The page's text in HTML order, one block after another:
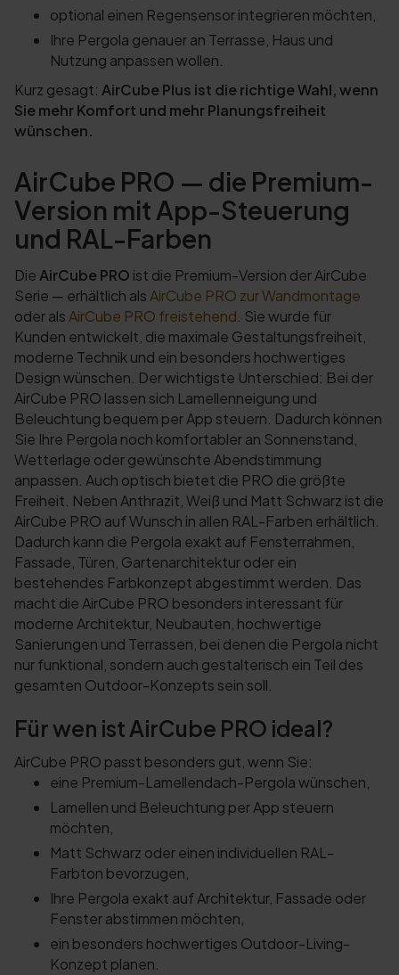
optional einen Regensensor integrieren möchten,
Ihre Pergola genauer an Terrasse, Haus und
Nutzung anpassen wollen.
Kurz gesagt: AirCube Plus ist die richtige Wahl, wenn
Sie mehr Komfort und mehr Planungsfreiheit
wünschen.
AirCube PRO — die Premium-
Version mit App-Steuerung
und RAL-Farben
Die AirCube PRO ist die Premium-Version der AirCube
Serie — erhältlich als AirCube PRO zur Wandmontage
oder als AirCube PRO freistehend . Sie wurde für
Kunden entwickelt, die maximale Gestaltungsfreiheit,
moderne Technik und ein besonders hochwertiges
Design wünschen. Der wichtigste Unterschied: Bei der
AirCube PRO lassen sich Lamellenneigung und
Beleuchtung bequem per App steuern. Dadurch können
Sie Ihre Pergola noch komfortabler an Sonnenstand,
Wetterlage oder gewünschte Abendstimmung
anpassen. Auch optisch bietet die PRO die größte
Freiheit. Neben Anthrazit, Weiß und Matt Schwarz ist die
AirCube PRO auf Wunsch in allen RAL-Farben erhältlich.
Dadurch kann die Pergola exakt auf Fensterrahmen,
Fassade, Türen, Gartenarchitektur oder ein
bestehendes Farbkonzept abgestimmt werden. Das
macht die AirCube PRO besonders interessant für
moderne Architektur, Neubauten, hochwertige
Sanierungen und Terrassen, bei denen die Pergola nicht
nur funktional, sondern auch gestalterisch ein Teil des
gesamten Outdoor-Konzepts sein soll.
Für wen ist AirCube PRO ideal?
AirCube PRO passt besonders gut, wenn Sie:
eine Premium-Lamellendach-Pergola wünschen,
Lamellen und Beleuchtung per App steuern
möchten,
Matt Schwarz oder einen individuellen RAL-
Farbton bevorzugen,
Ihre Pergola exakt auf Architektur, Fassade oder
Fenster abstimmen möchten,
ein besonders hochwertiges Outdoor-Living-
Konzept planen.